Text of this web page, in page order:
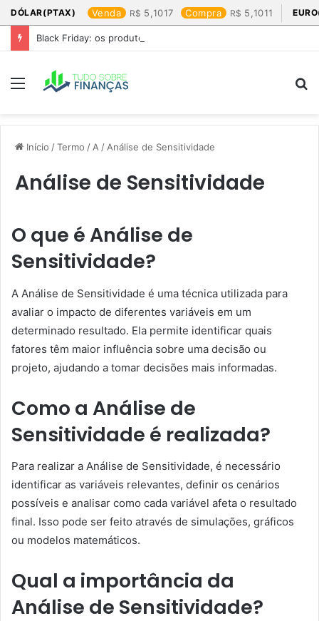
DÓLAR(PTAX) Venda 5,1017 Compra 5,1011
Black Friday: os produtos que mais valem a pena
Menu
Início /Termo / A / Análise de Sensitividade
Análise de Sensitividade
O que é Análise de
Sensitividade?
A Análise de Sensitividade é uma técnica utilizada para
avaliar o impacto de diferentes variáveis em um
determinado resultado. Ela permite identificar quais
fatores têm maior influência sobre uma decisão ou
projeto, ajudando a tomar decisões mais informadas.
Como a Análise de
Sensitividade é realizada?
Para realizar a Análise de Sensitividade, é necessário
identificar as variáveis relevantes, definir os cenários
possíveis e analisar como cada variável afeta o resultado
final. Isso pode ser feito através de simulações, gráficos
ou modelos matemáticos.
Qual a importância da
Análise de Sensitividade?